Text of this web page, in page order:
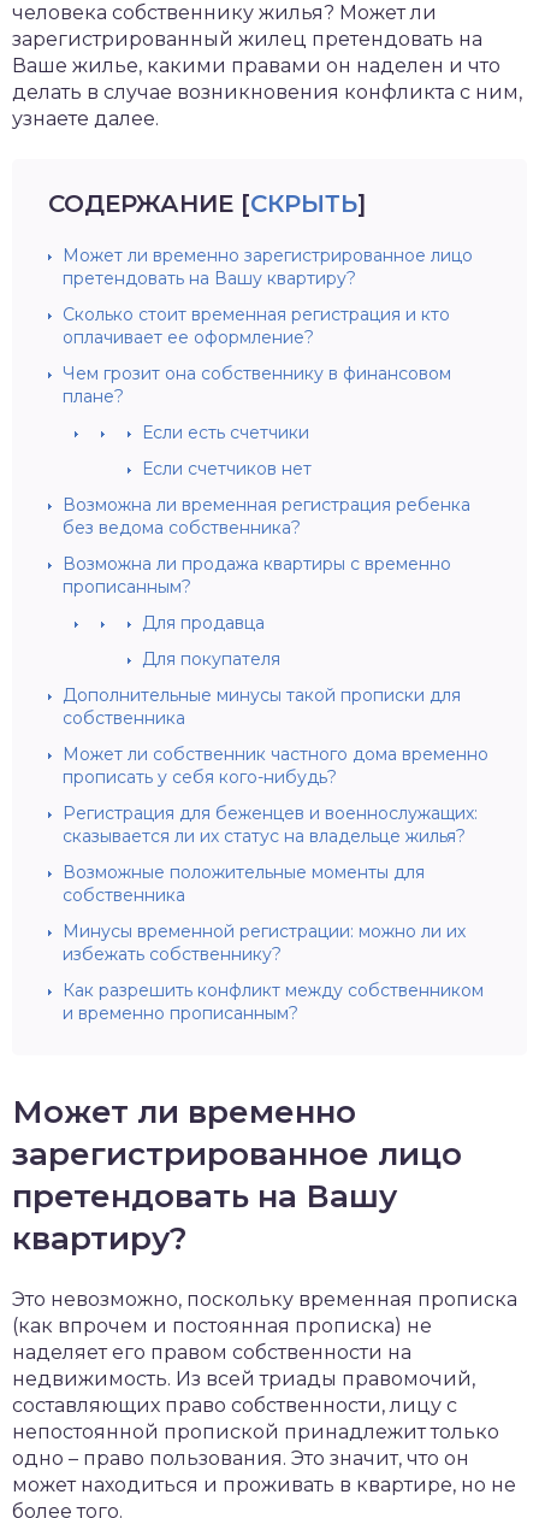
человека собственнику жилья? Может ли
зарегистрированный жилец претендовать на
Ваше жилье, какими правами он наделен и что
делать в случае возникновения конфликта с ним,
узнаете далее.
СОДЕРЖАНИЕ [СКРЫТЬ]
Может ли временно зарегистрированное лицо
претендовать на Вашу квартиру?
Сколько стоит временная регистрация и кто
оплачивает ее оформление?
Чем грозит она собственнику в финансовом
плане?
Если есть счетчики
Если счетчиков нет
Возможна ли временная регистрация ребенка
без ведома собственника?
Возможна ли продажа квартиры с временно
прописанным?
Для продавца
Для покупателя
Дополнительные минусы такой прописки для
собственника
Может ли собственник частного дома временно
прописать у себя кого-нибудь?
Регистрация для беженцев и военнослужащих:
сказывается ли их статус на владельце жилья?
Возможные положительные моменты для
собственника
Минусы временной регистрации: можно ли их
избежать собственнику?
Как разрешить конфликт между собственником
и временно прописанным?
Может ли временно
зарегистрированное лицо
претендовать на Вашу
квартиру?
Это невозможно, поскольку временная прописка
(как впрочем и постоянная прописка) не
наделяет его правом собственности на
недвижимость. Из всей триады правомочий,
составляющих право собственности, лицу с
непостоянной пропиской принадлежит только
одно – право пользования. Это значит, что он
может находиться и проживать в квартире, но не
более того.